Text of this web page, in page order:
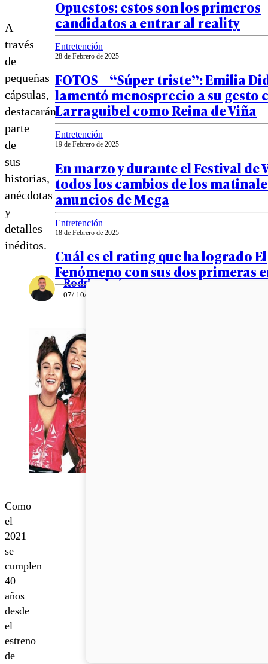
A
través
de
pequeñas
cápsulas,
destacarán
parte
de
sus
historias,
anécdotas
y
detalles
inéditos.
Rodrigo León
07/ 10/ 2020
Como
el
2021
se
cumplen
40
años
desde
el
estreno
de
Opuestos: estos son los primeros
candidatos a entrar al reality
Entretención
28 de Febrero de 2025
FOTOS – “Súper triste”: Emilia
lamentó menosprecio a su gesto
Larraguibel como Reina de Viña
Entretención
19 de Febrero de 2025
En marzo y durante el Festival de
todos los cambios de los
anuncios de Mega
Entretención
18 de Febrero de 2025
Cuál es el rating que ha logrado El
Fenómeno con sus dos primeras